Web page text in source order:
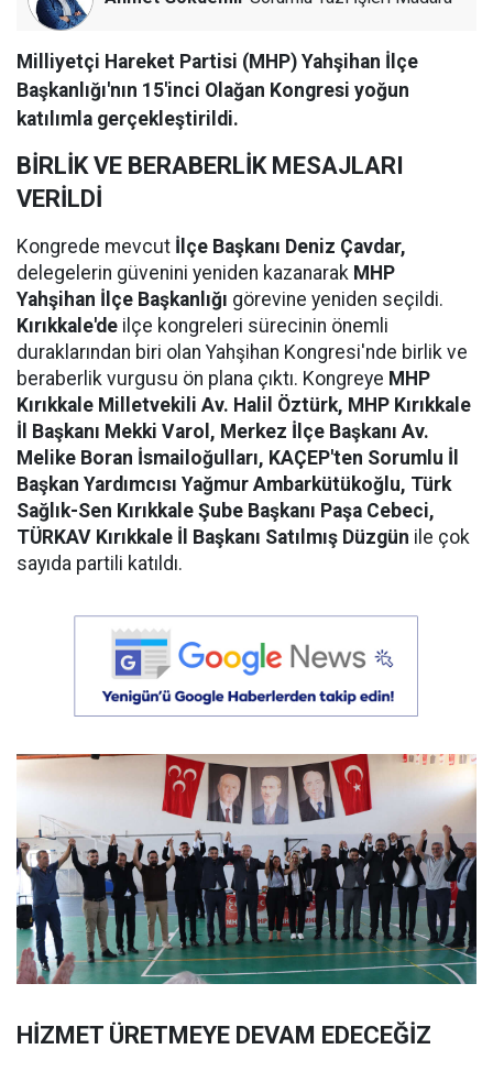
Milliyetçi Hareket Partisi (MHP) Yahşihan İlçe
Başkanlığı'nın 15'inci Olağan Kongresi yoğun
katılımla gerçekleştirildi.
BİRLİK VE BERABERLİK MESAJLARI
VERİLDİ
Kongrede mevcut İlçe Başkanı Deniz Çavdar,
delegelerin güvenini yeniden kazanarak MHP
Yahşihan İlçe Başkanlığı görevine yeniden seçildi.
Kırıkkale'de ilçe kongreleri sürecinin önemli
duraklarından biri olan Yahşihan Kongresi'nde birlik ve
beraberlik vurgusu ön plana çıktı. Kongreye MHP
Kırıkkale Milletvekili Av. Halil Öztürk, MHP Kırıkkale
İl Başkanı Mekki Varol, Merkez İlçe Başkanı Av.
Melike Boran İsmailoğulları, KAÇEP'ten Sorumlu İl
Başkan Yardımcısı Yağmur Ambarkütükoğlu, Türk
Sağlık-Sen Kırıkkale Şube Başkanı Paşa Cebeci,
TÜRKAV Kırıkkale İl Başkanı Satılmış Düzgün ile çok
sayıda partili katıldı.
HİZMET ÜRETMEYE DEVAM EDECEĞİZ